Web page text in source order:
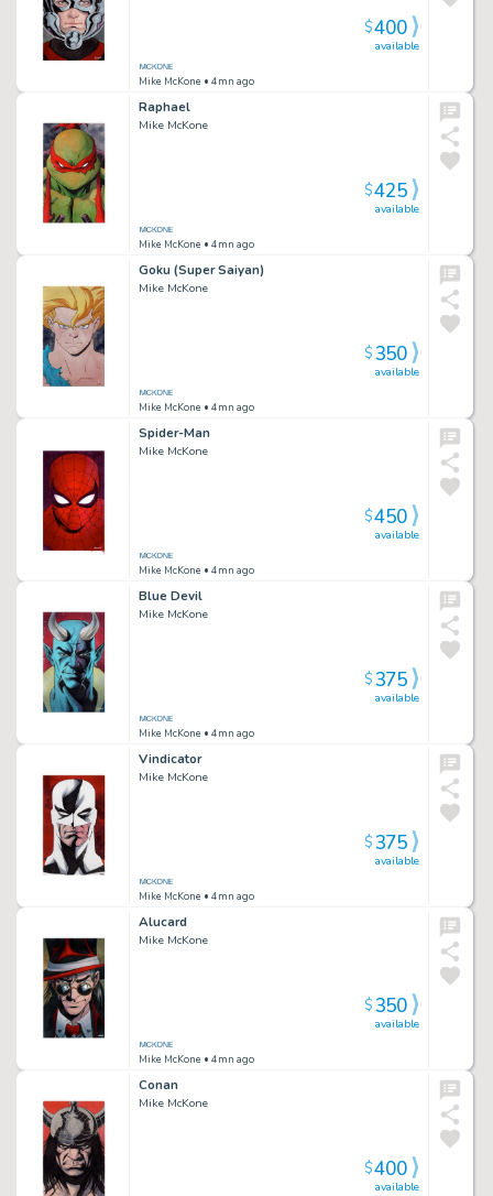
Mike McKone • 4mn ago
available
$400
Raphael
Mike McKone
Mike McKone • 4mn ago
available
$425
Goku (Super Saiyan)
Mike McKone
Mike McKone • 4mn ago
available
$350
Spider-Man
Mike McKone
Mike McKone • 4mn ago
available
$450
Blue Devil
Mike McKone
Mike McKone • 4mn ago
available
$375
Vindicator
Mike McKone
Mike McKone • 4mn ago
available
$375
Alucard
Mike McKone
Mike McKone • 4mn ago
available
$350
Conan
Mike McKone
available
$400